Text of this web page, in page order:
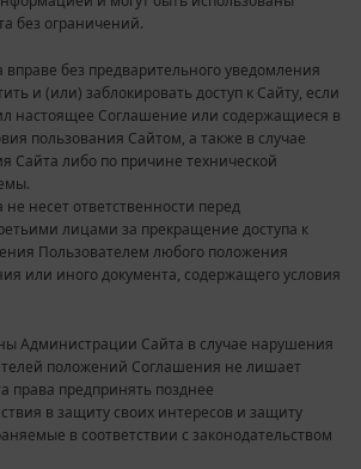
без ограничений.
без предварительного уведомления
и (или) заблокировать доступ к Сайту, если
настоящее Соглашение или содержащиеся в
пользования Сайтом, а также в случае
Сайта либо по причине технической
несет ответственности перед
лицами за прекращение доступа к
Пользователем любого положения
или иного документа, содержащего условия
Администрации Сайта в случае нарушения
положений Соглашения не лишает
предпринять позднее
в защиту своих интересов и защиту
в соответствии с законодательством